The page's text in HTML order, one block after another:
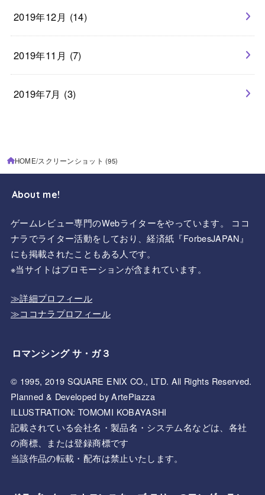
2019年12月 (14)
2019年11月 (7)
2019年7月 (3)
HOME スクリーンショット (95)
About me!
ゲームレビュー専門のWebライターをやっています。 ココ
ナラでライター活動をしており、経済紙『ForbesJAPAN』
にも掲載されたこともある人です。
※当サイトはプロモーションが含まれています。
≫詳細プロフィール
≫ココナラプロフィール
ロマンシング サ・ガ３
© 1995, 2019 SQUARE ENIX CO., LTD. All Rights Reserved.
Planned & Developed by ArtePiazza
ILLUSTRATION: TOMOMI KOBAYASHI
記載されている会社名・製品名・システム名などは、各社
の商標、または登録商標です
当該作品の転載・配布は禁止いたします。